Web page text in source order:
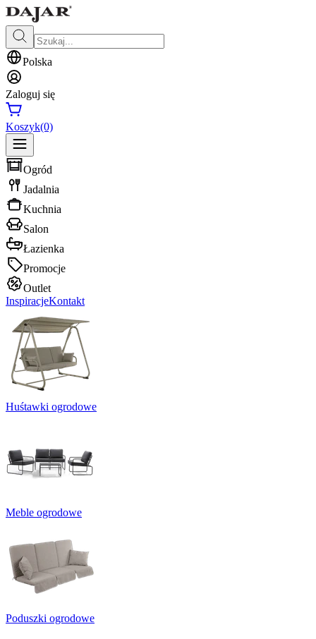
Polska
Zaloguj się
Koszyk(0)
Ogród
Jadalnia
Kuchnia
Salon
Łazienka
Promocje
Outlet
InspiracjeKontakt
Huśtawki ogrodowe
Meble ogrodowe
Poduszki ogrodowe